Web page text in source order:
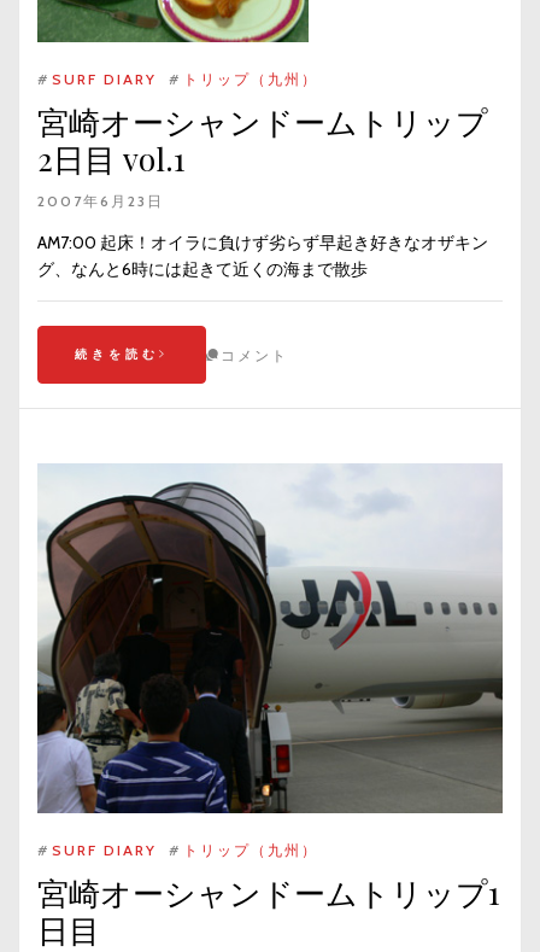
# SURF DIARY # トリップ（九州）
宮崎オーシャンドームトリップ
2日目 vol.1
2007年6月23日
AM7:00 起床！オイラに負けず劣らず早起き好きなオザキン
グ、なんと6時には起きて近くの海まで散歩
続きを読む コメント
# SURF DIARY # トリップ（九州）
宮崎オーシャンドームトリップ1
日目